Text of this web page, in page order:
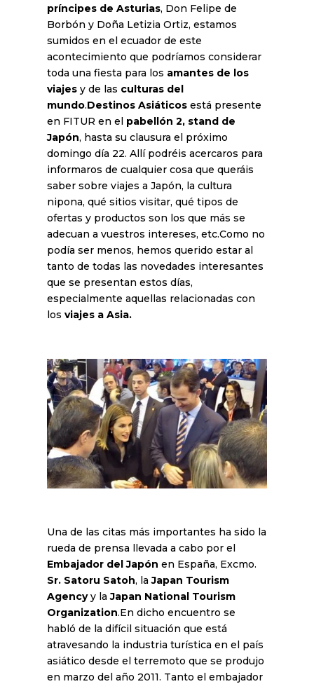
príncipes de Asturias, Don Felipe de
Borbón y Doña Letizia Ortiz, estamos
sumidos en el ecuador de este
acontecimiento que podríamos considerar
toda una fiesta para los amantes de los
viajesy de las culturas del
mundo.Destinos Asiáticos está presente
en FITUR en el pabellón 2, stand de
Japón, hasta su clausura el próximo
domingo día 22. Allí podréis acercaros para
informaros de cualquier cosa que queráis
saber sobre viajes a Japón, la cultura
nipona, qué sitios visitar, qué tipos de
ofertas y productos son los que más se
adecuan a vuestros intereses, etc.Como no
podía ser menos, hemos querido estar al
tanto de todas las novedades interesantes
que se presentan estos días,
especialmente aquellas relacionadas con
los viajes a Asia.
Una de las citas más importantes ha sido la
rueda de prensa llevada a cabo por el
Embajador del Japón en España, Excmo.
Sr. Satoru Satoh, laJapan Tourism
Agencyy laJapan National Tourism
Organization.En dicho encuentro se
habló de la difícil situación que está
atravesando la industria turística en el país
asiático desde el terremoto que se produjo
en marzo del año 2011. Tanto el embajador